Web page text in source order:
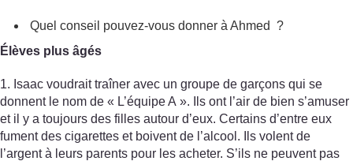
Quel conseil pouvez-vous donner à Ahmed ?
Élèves plus âgés
1. Isaac voudrait traîner avec un groupe de garçons qui se
donnent le nom de « L’équipe A ». Ils ont l’air de bien s’amuser
et il y a toujours des filles autour d’eux. Certains d’entre eux
fument des cigarettes et boivent de l’alcool. Ils volent de
l’argent à leurs parents pour les acheter. S’ils ne peuvent pas